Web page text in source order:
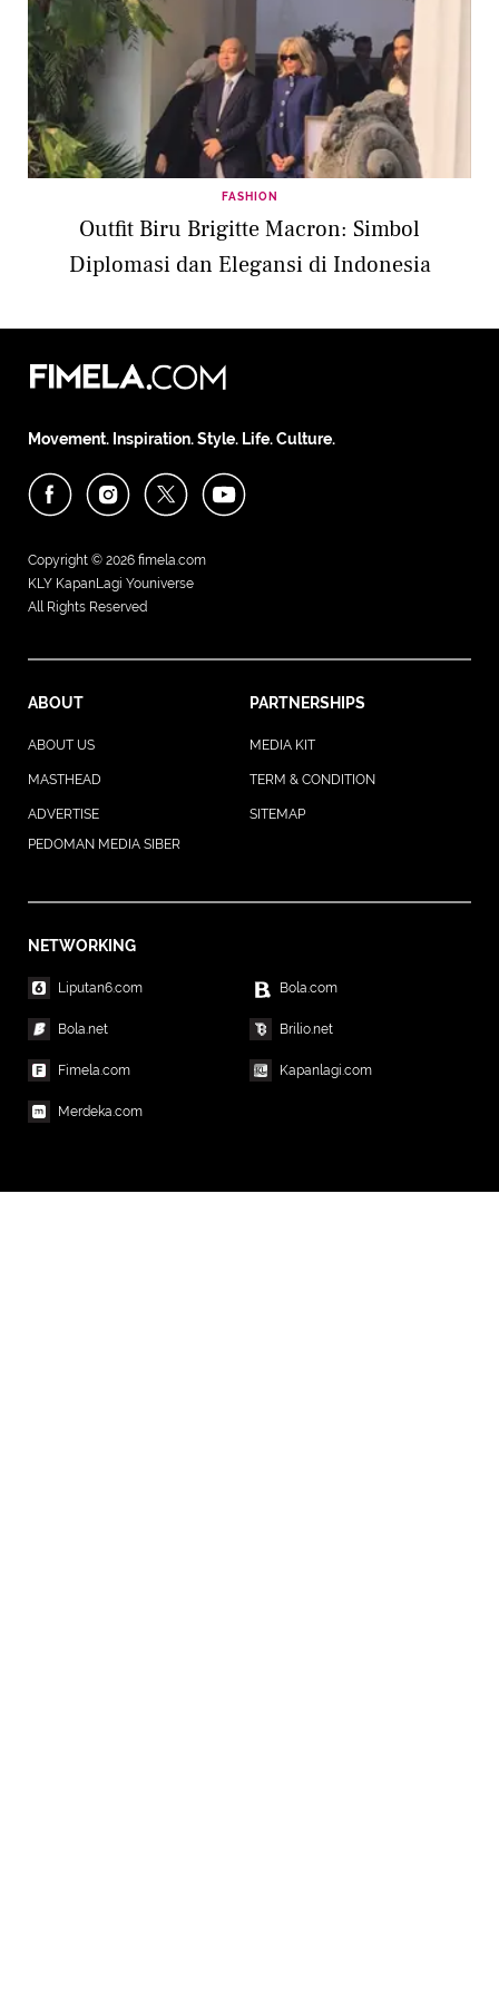
FASHION
Outfit Biru Brigitte Macron: Simbol
Diplomasi dan Elegansi di Indonesia
Movement. Inspiration. Style. Life. Culture.
Copyright © 2026 fimela.com
KLY KapanLagi Youniverse
All Rights Reserved
ABOUT PARTNERSHIPS
ABOUT US MEDIA KIT
MASTHEAD TERM & CONDITION
ADVERTISE
SITEMAP
PEDOMAN MEDIA SIBER
NETWORKING
Liputan6.com Bola.com
Bola.net Brilio.net
Fimela.com Kapanlagi.com
Merdeka.com